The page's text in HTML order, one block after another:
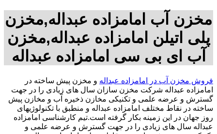
مخزن آب امامزاده عبداله,مخزن
پلی اتیلن امامزاده عبداله,مخزن
آب ای بی سی امامزاده عبداله
فروش مخزن آب در امامزاده عبداله و مخزن پیش ساخته در
امامزاده عبداله شرکت مخزن سازان سال های زیادی را در جهت
گسترش و عرضه علمی و تکنیکی مخازن ذخیره آب و مخازن پیش
ساخته در نقاط مختلف امامزاده عبداله و منطبق با تکنولوژیهای
روز جهان در این زمینه بکار گرفته است.تیم کارشناسی امامزاده
عبداله سال های زیادی را در جهت گسترش و عرضه علمی و